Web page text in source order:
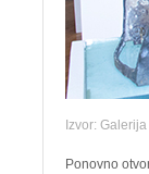
Izvor:
Ponovno